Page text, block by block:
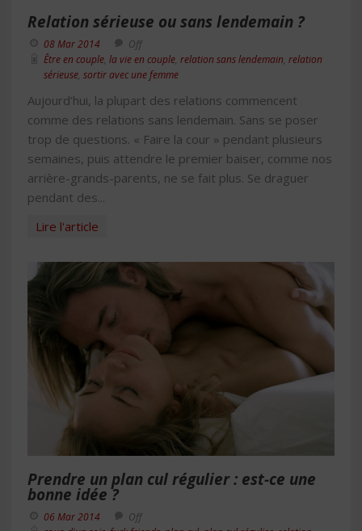
Relation sérieuse ou sans lendemain ?
08 Mar 2014
Off
Être en couple la vie en couple relation sans lendemain relation
sérieuse sortir avec une femme
Aujourd’hui, la plupart des relations commencent
comme des relations sans lendemain. Sans se poser
trop de questions. « Faire la cour » pendant plusieurs
semaines, puis attendre le premier baiser, comme nos
arrière-grands-parents, ne se fait plus. Se draguer
pendant des...
Lire l'article
Prendre un plan cul régulier : est-ce une
bonne idée ?
06 Mar 2014
Off